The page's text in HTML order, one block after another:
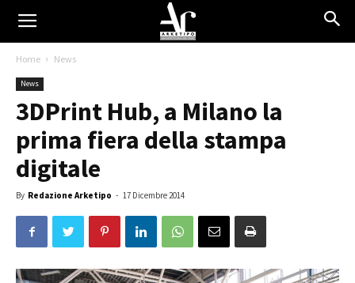
Home News
News
3DPrint Hub, a Milano la
prima fiera della stampa
digitale
By Redazione Arketipo - 17 Dicembre 2014